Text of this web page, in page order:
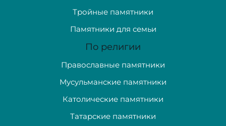
Тройные памятники
Памятники для семьи
По религии
Православные памятники
Мусульманские памятники
Католические памятники
Татарские памятники